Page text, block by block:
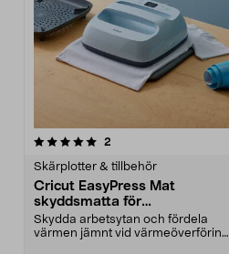
2
Skärplotter & tillbehör
Cricut EasyPress Mat
skyddsmatta för
värmeöverföring (30 x 30
cm)
Skydda arbetsytan och fördela
värmen jämnt vid värmeöverföring
5.0av 5 stjärnor